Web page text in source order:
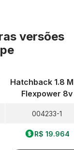
versões
Hatchback 1.8
Flexpower 8v
004233-1
R$ 19.964